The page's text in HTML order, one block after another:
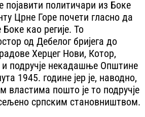
појавити политичари из Боке
Црне Горе почети гласно да
Боке као регије. То
од Дебелог бријега до
Херцег Нови, Котор,
и подручје некадашње Општине
1945. године јер је, наводно,
пошто је то подручје
српским становништвом.